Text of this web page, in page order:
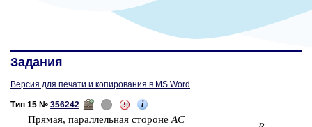
Задания
Версия для печати и копирования в MS Word
Тип 15 № 356242 i
Пря­мая, па­рал­лель­ная сто­ро­не AC